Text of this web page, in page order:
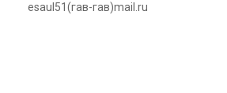
esaul51(гав-гав)mail.ru